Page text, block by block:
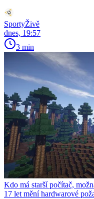
SportyŽivě
dnes, 19:57
3 min
Kdo má starší počítač,
17 let mění hardwarové